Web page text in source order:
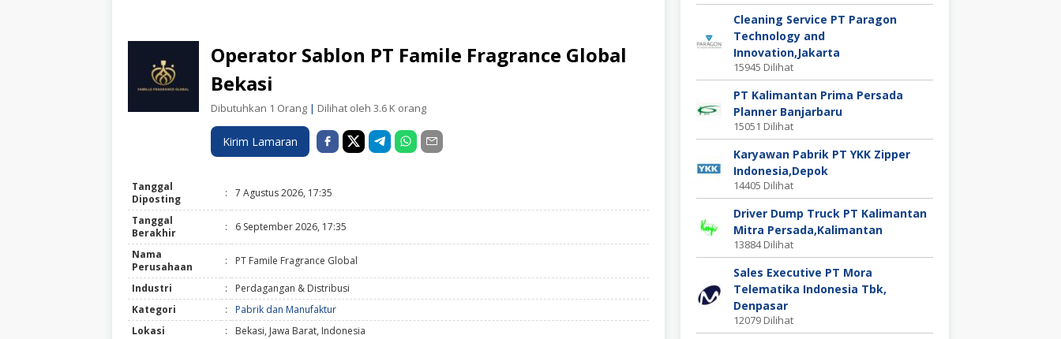
Operator Sablon PT Famile Fragrance Global
Bekasi
Dibutuhkan 1 Orang | Dilihat oleh 3.6 K orang
Kirim Lamaran
Tanggal
Diposting
: 7 Agustus 2026, 17:35
Tanggal
Berakhir
: 6 September 2026, 17:35
Nama
Perusahaan
: PT Famile Fragrance Global
Industri :
Perdagangan & Distribusi
Kategori
:
Pabrik dan Manufaktur
Lokasi
:
Bekasi, Jawa Barat, Indonesia
Cleaning Service PT Paragon
Technology and
Innovation,Jakarta
15945 Dilihat
PT Kalimantan Prima Persada
Planner Banjarbaru
15051 Dilihat
Karyawan Pabrik PT YKK Zipper
Indonesia,Depok
14405 Dilihat
Driver Dump Truck PT Kalimantan
Mitra Persada,Kalimantan
13884 Dilihat
Sales Executive PT Mora
Telematika Indonesia Tbk,
Denpasar
12079 Dilihat